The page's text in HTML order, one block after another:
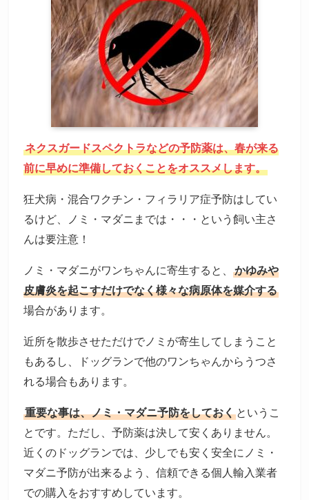
ネクスガードスペクトラなどの予防薬は、春が来る
前に早めに準備しておくことをオススメします。
狂犬病・混合ワクチン・フィラリア症予防はしてい
るけど、ノミ・マダニまでは・・・という飼い主さ
んは要注意！
ノミ・マダニがワンちゃんに寄生すると、
かゆみや
皮膚炎を起こすだけでなく様々な病原体を媒介する
場合があります。
近所を散歩させただけでノミが寄生してしまうこと
もあるし、ドッグランで他のワンちゃんからうつさ
れる場合もあります。
重要な事は、ノミ・マダニ予防をしておくというこ
とです。ただし、予防薬は決して安くありません。
近くのドッグランでは、少しでも安く安全にノミ・
マダニ予防が出来るよう、信頼できる個人輸入業者
での購入をおすすめしています。